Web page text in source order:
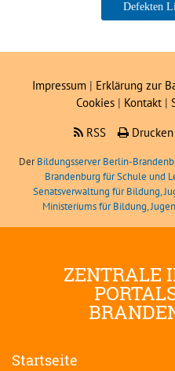
Daniel
Impressum | Erklärung zur
Cookies| Kontakt |
RSS
Drucken
DerBildungsserver Berlin-
Brandenburg für Schule und
Senatsverwaltung für Bildung,
Ministeriums für Bildung,
ZENTRALE
Startseite